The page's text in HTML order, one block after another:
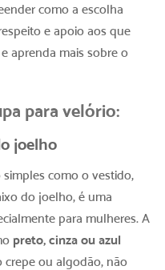
como a escolha
e apoio aos que
aprenda mais sobre o
para velório:
joelho
simples como o vestido,
do joelho, é uma
para mulheres. A
preto, cinza ou azul
crepe ou algodão, não